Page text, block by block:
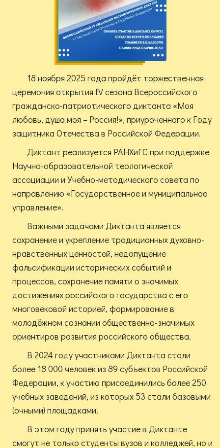
18 ноября 2025 года пройдёт торжественная
церемония открытия IV сезона Всероссийского
гражданско-патриотического диктанта «Моя
любовь, душа моя – Россия!», приуроченного к Году
защитника Отечества в Российской Федерации.
Диктант реализуется РАНХиГС при поддержке
Научно-образовательной теологической
ассоциации и Учебно-методического совета по
направлению «Государственное и муниципальное
управление».
Важными задачами Диктанта является
сохранение и укрепление традиционных духовно-
нравственных ценностей, недопущение
фальсификации исторических событий и
процессов, сохранение памяти о значимых
достижениях российского государства с его
многовековой историей, формирование в
молодёжном сознании общественно-значимых
ориентиров развития российского общества.
В 2024 году участниками Диктанта стали
более 18 000 человек из 89 субъектов Российской
Федерации, к участию присоединились более 250
учебных заведений, из которых 53 стали базовыми
(очными) площадками.
В этом году принять участие в Диктанте
смогут не только студенты вузов и колледжей, но и